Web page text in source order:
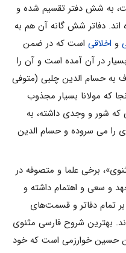
به شش دفتر تقسیم شده و
اند. دفاتر شش گانه آن هم به
و اخلاقی است که در ضمن
در آن آمده است و آن را
به حسام الدین چلبی (متوفی
که شور و وجدی داشته، به
را می سروده و حسام الدین
برخی علما و متصوفه در
و سعی و اهتمام داشته و
تمام دفاتر و قسمت‌های
بهترین شروح فارسی مثنوی
حسین خوارزمی است که خود